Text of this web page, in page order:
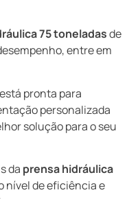
75 toneladasde
entre em
pronta para
personalizada
solução para o seu
da prensa hidráulica
nível de eficiência e